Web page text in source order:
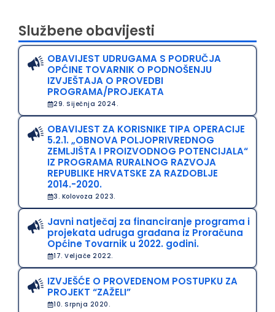
Službene obavijesti
OBAVIJEST UDRUGAMA S PODRUČJA
OPĆINE TOVARNIK O PODNOŠENJU
IZVJEŠTAJA O PROVEDBI
PROGRAMA/PROJEKATA
29. Siječnja 2024.
OBAVIJEST ZA KORISNIKE TIPA OPERACIJE
5.2.1. „OBNOVA POLJOPRIVREDNOG
ZEMLJIŠTA I PROIZVODNOG POTENCIJALA“
IZ PROGRAMA RURALNOG RAZVOJA
REPUBLIKE HRVATSKE ZA RAZDOBLJE
2014.-2020.
3. Kolovoza 2023.
Javni natječaj za financiranje programa i
projekata udruga građana iz Proračuna
Općine Tovarnik u 2022. godini.
17. Veljače 2022.
IZVJEŠĆE O PROVEDENOM POSTUPKU ZA
PROJEKT “ZAŽELI”
10. Srpnja 2020.